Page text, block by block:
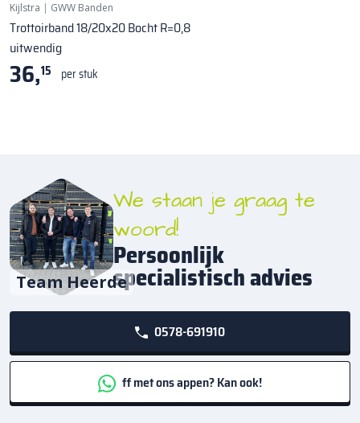
Kijlstra | GWW Banden
Trottoirband 18/20x20 Bocht R=0,8
uitwendig
36,15 per stuk
Team Heerde
We staan je graag te
woord!
Persoonlijk
specialistisch advies
0578-691910
ff met ons appen? Kan ook!